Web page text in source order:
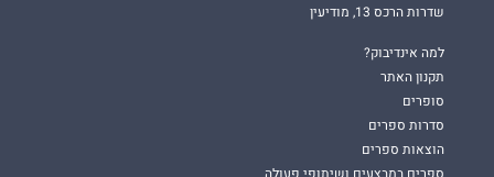
שדרות הרכס 13, מודיעין
למה אינדיבוק?
תקנון האתר
סופרים
סדרות ספרים
הוצאות ספרים